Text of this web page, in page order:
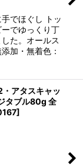
でほぐし トッ
でゆっくり丁
た。オールス
加・無着色：
アタスキャッ
タブル80g 全
]